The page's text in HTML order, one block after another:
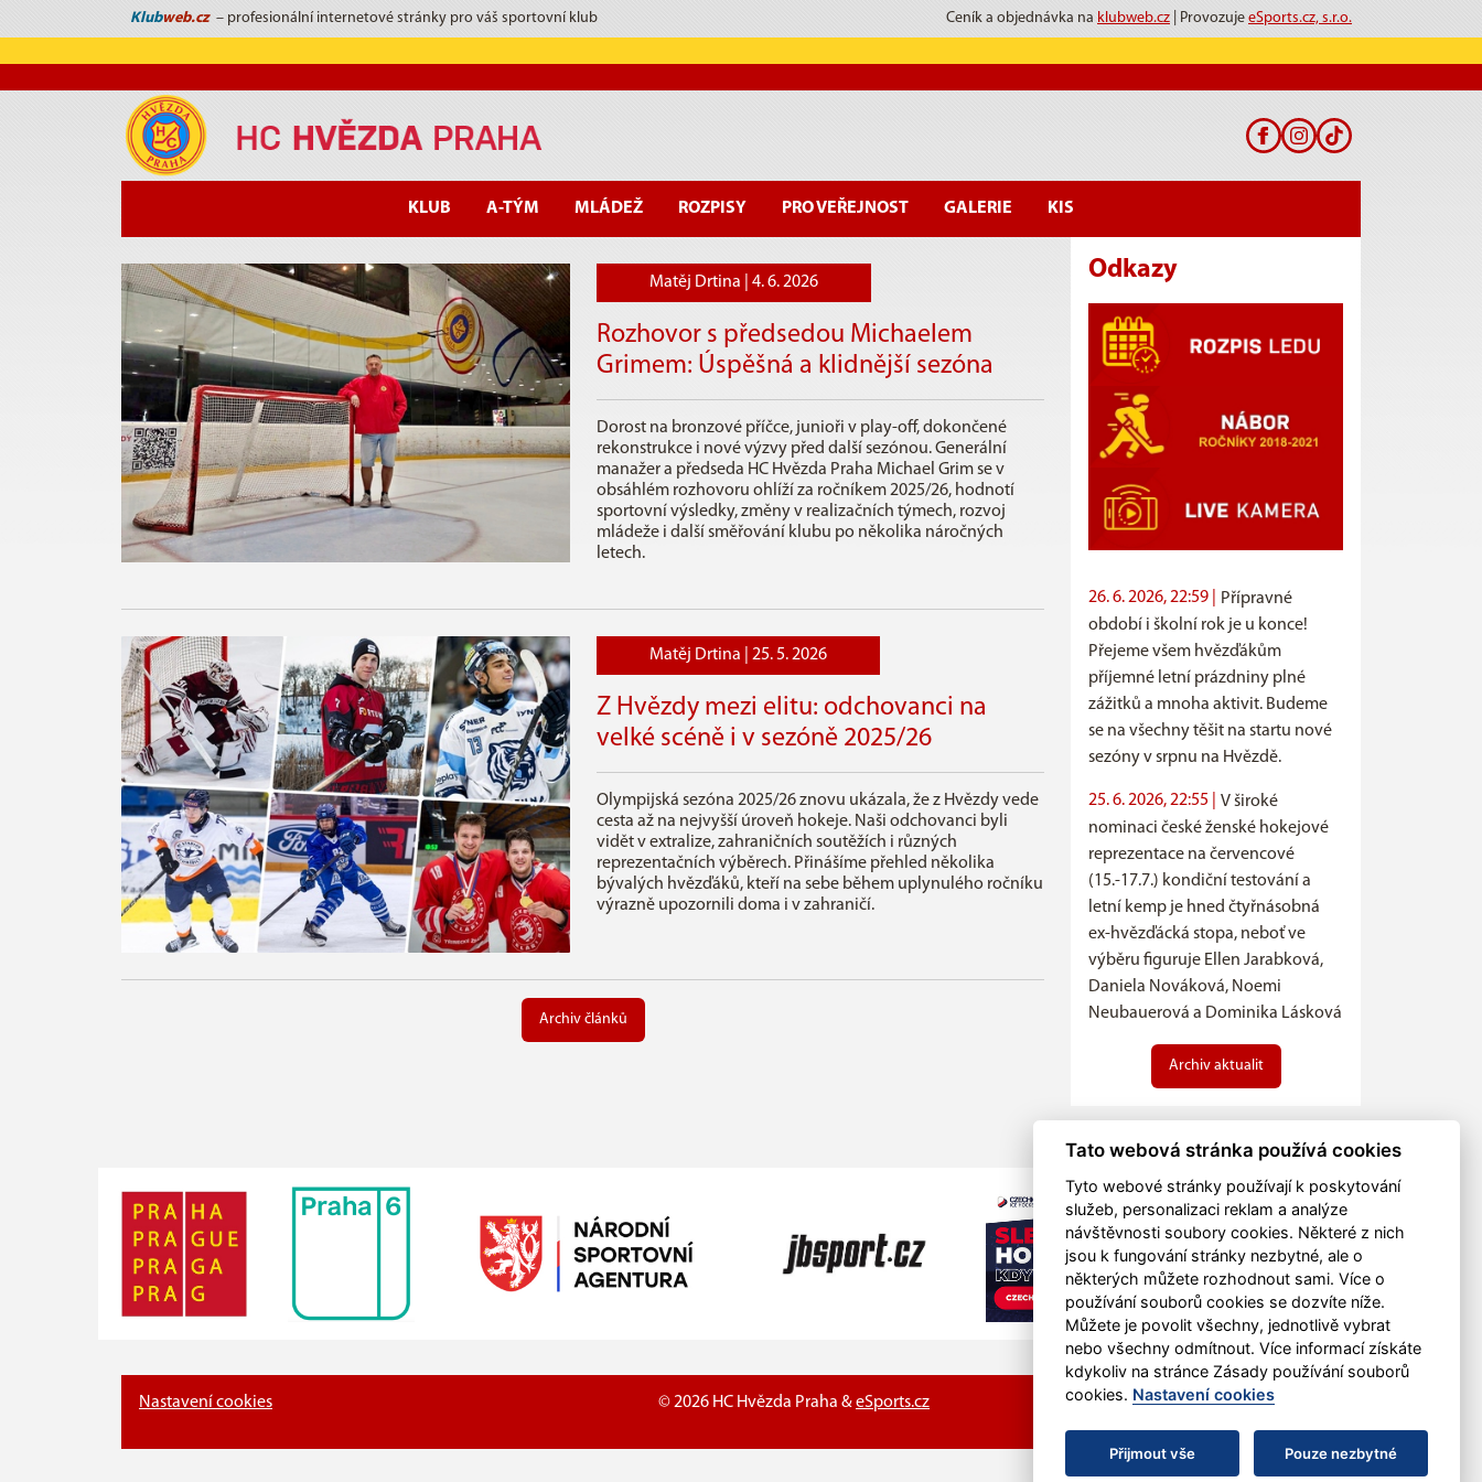
Klubweb.cz – profesionální internetové stránky pro váš sportovní klub Ceník a objednávka na klubweb.cz | Provozuje eSports.cz, s.r.o.
KLUB A-TÝM MLÁDEŽ ROZPISY PRO VEŘEJNOST GALERIE KIS
Matěj Drtina | 4. 6. 2026
Rozhovor s předsedou Michaelem
Grimem: Úspěšná a klidnější sezóna
Dorost na bronzové příčce, junioři v play-off, dokončené
rekonstrukce i nové výzvy před další sezónou. Generální
manažer a předseda HC Hvězda Praha Michael Grim se v
obsáhlém rozhovoru ohlíží za ročníkem 2025/26, hodnotí
sportovní výsledky, změny v realizačních týmech, rozvoj
mládeže i další směřování klubu po několika náročných
letech.
Matěj Drtina | 25. 5. 2026
Z Hvězdy mezi elitu: odchovanci na
velké scéně i v sezóně 2025/26
Olympijská sezóna 2025/26 znovu ukázala, že z Hvězdy vede
cesta až na nejvyšší úroveň hokeje. Naši odchovanci byli
vidět v extralize, zahraničních soutěžích i různých
reprezentačních výběrech. Přinášíme přehled několika
bývalých hvězďáků, kteří na sebe během uplynulého ročníku
výrazně upozornili doma i v zahraničí.
Archiv článků
Odkazy
26. 6. 2026, 22:59 |
Přípravné
období i školní rok je u konce!
Přejeme všem hvězďákům
příjemné letní prázdniny plné
zážitků a mnoha aktivit. Budeme
se na všechny těšit na startu nové
sezóny v srpnu na Hvězdě.
25. 6. 2026, 22:55 |
V široké
nominaci české ženské hokejové
reprezentace na červencové
(15.-17.7.) kondiční testování a
letní kemp je hned čtyřnásobná
ex-hvězďácká stopa, neboť ve
výběru figuruje Ellen Jarabková,
Daniela Nováková, Noemi
Neubauerová a Dominika Lásková
Archiv aktualit
Nastavení cookies © 2026 HC Hvězda Praha &eSports.cz
Tato webová stránka používá cookies
Tyto webové stránky používají k poskytování
služeb, personalizaci reklam a analýze
návštěvnosti soubory cookies. Některé z nich
jsou k fungování stránky nezbytné, ale o
některých můžete rozhodnout sami. Více o
používání souborů cookies se dozvíte níže.
Můžete je povolit všechny, jednotlivě vybrat
nebo všechny odmítnout. Více informací získáte
kdykoliv na stránce Zásady používání souborů
cookies. Nastavení cookies
Přijmout vše Pouze nezbytné